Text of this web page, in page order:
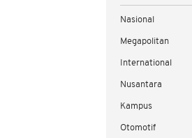
Nasional
Megapolitan
International
Nusantara
Kampus
Otomotif